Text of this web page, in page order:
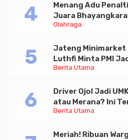
Olahraga
Menang Adu
Juara
Berita Utama
Jateng Minimarket
Luthfi Minta PMI
Berita Utama
Driver Ojol Jadi
atau Merana? Ini
Paramadina
Meriah! Ribuan